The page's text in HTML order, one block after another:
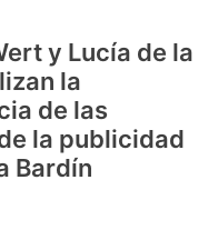
y Lucía de la
la
de las
la publicidad
Bardín